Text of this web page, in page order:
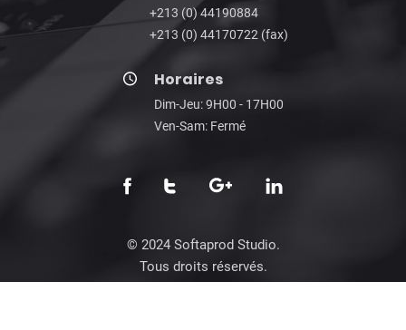
+213 (0) 44190884
+213 (0) 44170722 (fax)
Horaires
Dim-Jeu: 9H00 - 17H00
Ven-Sam: Fermé
© 2024 Softaprod Studio.
Tous droits réservés.